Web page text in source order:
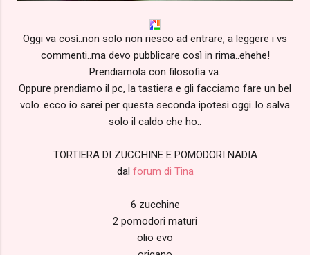
Oggi va così..non solo non riesco ad entrare, a leggere i vs
commenti..ma devo pubblicare così in rima..ehehe!
Prendiamola con filosofia va.
Oppure prendiamo il pc, la tastiera e gli facciamo fare un bel
volo..ecco io sarei per questa seconda ipotesi oggi..lo salva
solo il caldo che ho..
TORTIERA DI ZUCCHINE E POMODORI NADIA
dal forum di Tina
6 zucchine
2 pomodori maturi
olio evo